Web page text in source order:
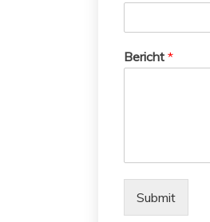
Bericht *
Submit